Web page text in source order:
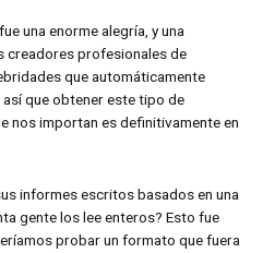
una enorme alegría, y una
creadores profesionales de
que automáticamente
así que obtener este tipo de
nos importan es definitivamente en
informes escritos basados en una
gente los lee enteros? Esto fue
probar un formato que fuera